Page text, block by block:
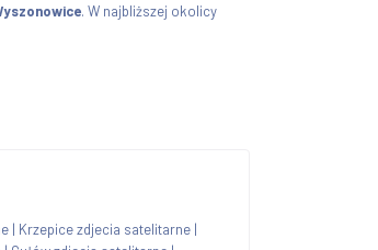
. W najbliższej okolicy
| Krzepice zdjecia satelitarne |